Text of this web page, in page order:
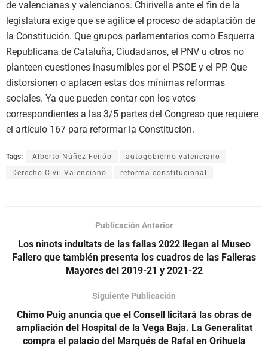
de valencianas y valencianos. Chirivella ante el fin de la
legislatura exige que se agilice el proceso de adaptación de
la Constitución. Que grupos parlamentarios como Esquerra
Republicana de Cataluña, Ciudadanos, el PNV u otros no
planteen cuestiones inasumibles por el PSOE y el PP. Que
distorsionen o aplacen estas dos mínimas reformas
sociales. Ya que pueden contar con los votos
correspondientes a las 3/5 partes del Congreso que requiere
el artículo 167 para reformar la Constitución.
Tags: Alberto Núñez Feijóo
autogobierno valenciano
Derecho Civil Valenciano
reforma constitucional
Publicación Anterior
Los ninots indultats de las fallas 2022 llegan al Museo
Fallero que también presenta los cuadros de las Falleras
Mayores del 2019-21 y 2021-22
Siguiente Publicación
Chimo Puig anuncia que el Consell licitará las obras de
ampliación del Hospital de la Vega Baja. La Generalitat
compra el palacio del Marqués de Rafal en Orihuela